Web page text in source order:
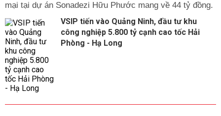
mại tại dự án Sonadezi Hữu Phước mang về 44 tỷ đồng.
VSIP tiến vào Quảng Ninh, đầu tư khu
công nghiệp 5.800 tỷ cạnh cao tốc Hải
Phòng - Hạ Long